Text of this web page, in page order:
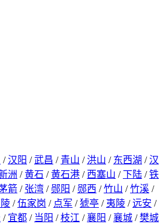
/汉阳 /武昌 / 青山 / 洪山 / 东西湖 /汉
洲 /黄石 /黄石港 / 西塞山 /下陆 /铁
箭 / 张湾 / 郧阳 / 郧西 /竹山 /竹溪 /
/伍家岗 / 点军 /猇亭 / 夷陵 /远安 /
/ 宜都 / 当阳 /枝江 /襄阳 /襄城 /樊城